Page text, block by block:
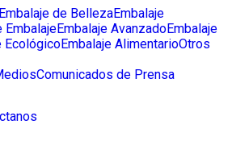
Embalaje de BellezaEmbalaje
EmbalajeEmbalaje AvanzadoEmbalaje
EcológicoEmbalaje AlimentarioOtros
Comunicados de Prensa